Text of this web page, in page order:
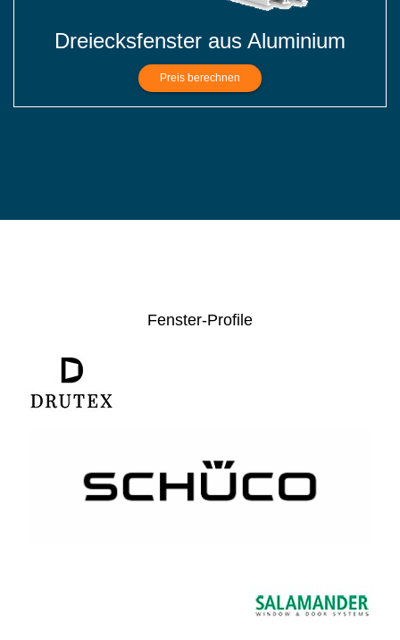
Dreiecksfenster aus Aluminium
Preis berechnen
Fenster-Profile